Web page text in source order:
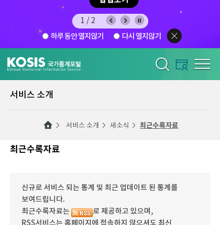
1/2
하루 동안 열지않기 다시 열지않기
서비스 소개
서비스 소개 새소식 최근수록자료
최근수록자료
신규로 서비스 되는 통계 및 최근 업데이트 된 통계를
보여드립니다.
최근수록자료는
로 제공하고 있으며,
RSS서비스는 홈페이지에 접속하지 않으셔도 최신